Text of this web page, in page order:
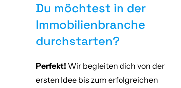
Du möchtest in der
Immobilienbranche
durchstarten?
Perfekt! Wir begleiten dich von der
ersten Idee bis zum erfolgreichen